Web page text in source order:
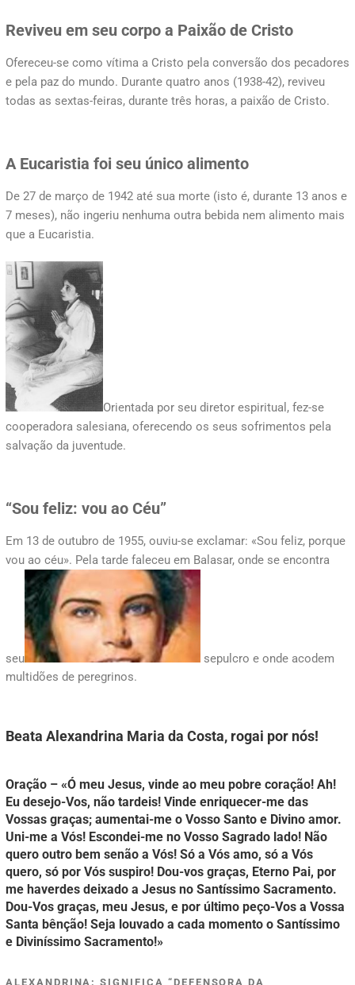
Reviveu em seu corpo a Paixão de Cristo
Ofereceu-se como vítima a Cristo pela conversão dos pecadores
e pela paz do mundo. Durante quatro anos (1938-42), reviveu
todas as sextas-feiras, durante três horas, a paixão de Cristo.
A Eucaristia foi seu único alimento
De 27 de março de 1942 até sua morte (isto é, durante 13 anos e
7 meses), não ingeriu nenhuma outra bebida nem alimento mais
que a Eucaristia.
Orientada por seu diretor espiritual, fez-se
cooperadora salesiana, oferecendo os seus sofrimentos pela
salvação da juventude.
“Sou feliz: vou ao Céu”
Em 13 de outubro de 1955, ouviu-se exclamar: «Sou feliz, porque
vou ao céu». Pela tarde faleceu em Balasar, onde se encontra
seu
sepulcro e onde acodem
multidões de peregrinos.
Beata Alexandrina Maria da Costa, rogai por nós!
Oração – «Ó meu Jesus, vinde ao meu pobre coração! Ah!
Eu desejo-Vos, não tardeis! Vinde enriquecer-me das
Vossas graças; aumentai-me o Vosso Santo e Divino amor.
Uni-me a Vós! Escondei-me no Vosso Sagrado lado! Não
quero outro bem senão a Vós! Só a Vós amo, só a Vós
quero, só por Vós suspiro! Dou-vos graças, Eterno Pai, por
me haverdes deixado a Jesus no Santíssimo Sacramento.
Dou-Vos graças, meu Jesus, e por último peço-Vos a Vossa
Santa bênção! Seja louvado a cada momento o Santíssimo
e Diviníssimo Sacramento!»
ALEXANDRINA: SIGNIFICA “DEFENSORA DA